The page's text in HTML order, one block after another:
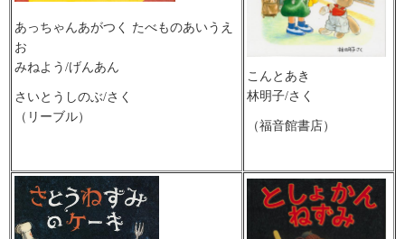
あっちゃんあがつく たべものあいうえ
お
みねよう/げんあん
さいとうしのぶ/さく
（リーブル）
こんとあき
林明子/さく
（福音館書店）